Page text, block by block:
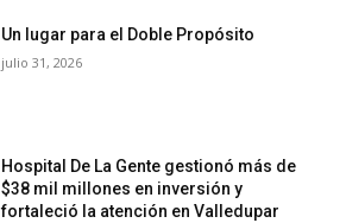
Un lugar para el Doble Propósito
julio 31, 2026
Hospital De La Gente gestionó más de
$38 mil millones en inversión y
fortaleció la atención en Valledupar